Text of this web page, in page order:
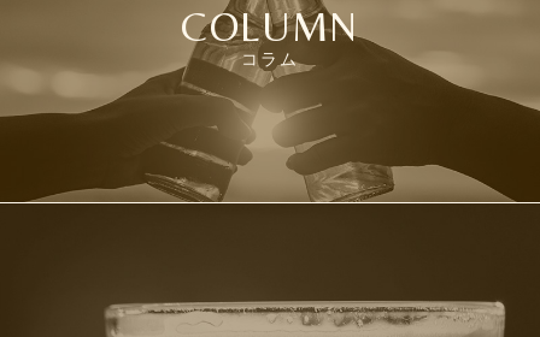
COLUMN
コラム